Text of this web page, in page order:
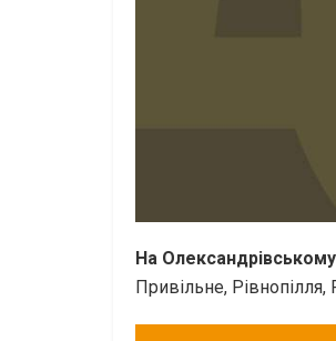
На
Привільне, Рівнопілля,